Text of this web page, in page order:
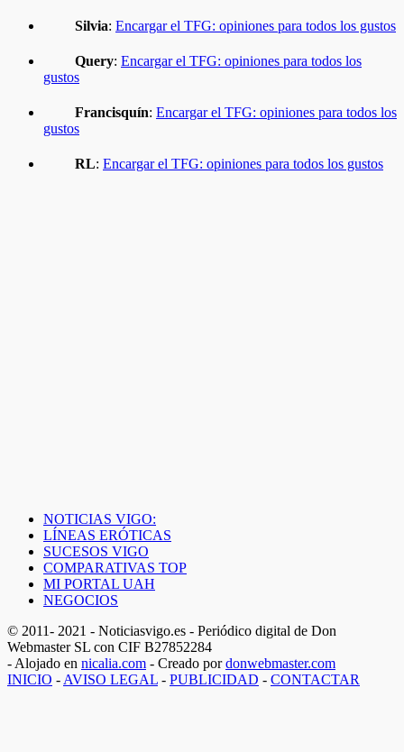
Silvia: Encargar el TFG: opiniones para todos los gustos
Query: Encargar el TFG: opiniones para todos los
gustos
Francisquín: Encargar el TFG: opiniones para todos los
gustos
RL: Encargar el TFG: opiniones para todos los gustos
NOTICIAS VIGO:
LÍNEAS ERÓTICAS
SUCESOS VIGO
COMPARATIVAS TOP
MI PORTAL UAH
NEGOCIOS
© 2011- 2021 - Noticiasvigo.es - Periódico digital de Don
Webmaster SL con CIF B27852284
- Alojado en nicalia.com - Creado pordonwebmaster.com
INICIO - AVISO LEGAL - PUBLICIDAD - CONTACTAR